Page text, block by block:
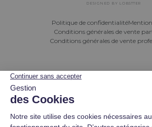
DESIGNED BY LOBSTTER
Politique de confidentialité
Conditions générales de vente
Conditions générales de vente